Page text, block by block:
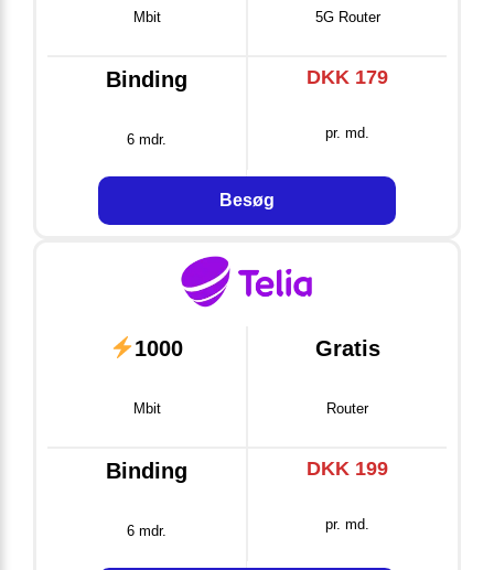
Mbit 5G Router
Binding
6 mdr.
DKK 179
pr. md.
Besøg
1000
Mbit
Gratis
Router
Binding
6 mdr.
DKK 199
pr. md.